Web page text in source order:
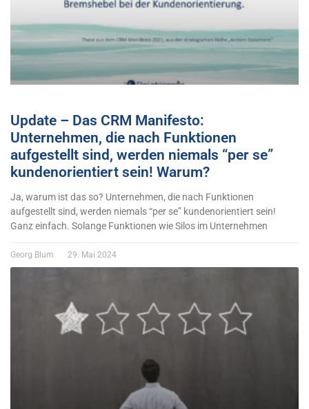
Update – Das CRM Manifesto:
Unternehmen, die nach Funktionen
aufgestellt sind, werden niemals “per se”
kundenorientiert sein! Warum?
Ja, warum ist das so? Unternehmen, die nach Funktionen
aufgestellt sind, werden niemals “per se” kundenorientiert sein!
Ganz einfach. Solange Funktionen wie Silos im Unternehmen
Georg Blum 29. Mai 2024